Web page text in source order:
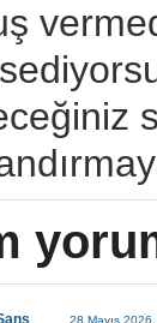
28 Mayıs